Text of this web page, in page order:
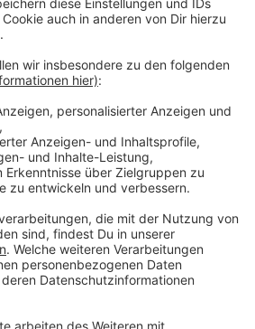
auf dem Laufenden
bleiben!
- mit unserem kostenlosen
Newsletter. Ob Nachrichten,
neuesten Aktionen - wir
dich.
anmelden